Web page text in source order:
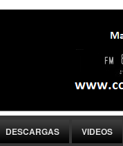
DESCARGAS VIDEOS